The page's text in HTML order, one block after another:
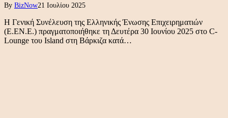
By BizNow21 Ιουλίου 2025
Η Γενική Συνέλευση της Ελληνικής Ένωσης Επιχειρηματιών
(Ε.ΕΝ.Ε.) πραγματοποιήθηκε τη Δευτέρα 30 Ιουνίου 2025 στο C-
Lounge του Island στη Βάρκιζα κατά…